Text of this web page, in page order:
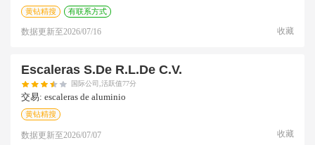
黄钻精搜 有联系方式
数据更新至2026/07/16 收藏
Escaleras S.de R.l.de C.v.
国际公司,活跃值77分
交易: escaleras de aluminio
黄钻精搜
数据更新至2026/07/07 收藏